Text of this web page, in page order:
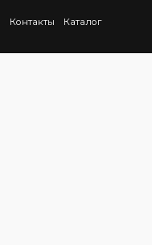
Контакты Каталог